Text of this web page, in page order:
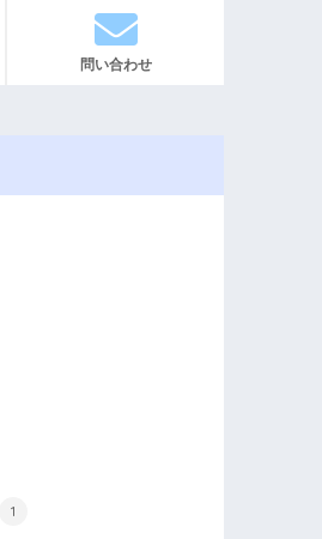
問い合わせ
1